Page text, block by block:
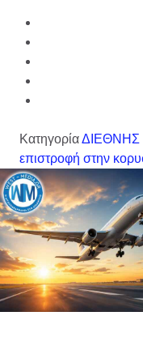
ΚατηγορίαΔΙΕΘΝΗΣ
επιστροφή στην